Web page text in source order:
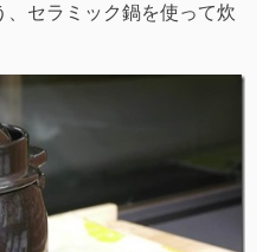
セラミック鍋を使って炊